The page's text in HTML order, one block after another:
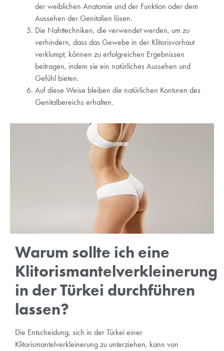
der weiblichen Anatomie und der Funktion oder dem
Aussehen der Genitalien lösen.
Die Nahttechniken, die verwendet werden, um zu
verhindern, dass das Gewebe in der Klitorisvorhaut
verklumpt, können zu erfolgreichen Ergebnissen
beitragen, indem sie ein natürliches Aussehen und
Gefühl bieten.
Auf diese Weise bleiben die natürlichen Konturen des
Genitalbereichs erhalten.
Warum sollte ich eine
Klitorismantelverkleinerung
in der Türkei durchführen
lassen?
Die Entscheidung, sich in der Türkei einer
Klitorismantelverkleinerung zu unterziehen, kann von